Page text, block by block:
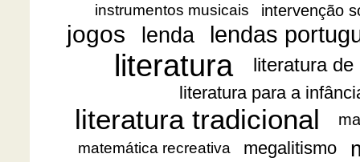
instrumentos musicais intervenção
jogos lenda lendas
literatura literatura
literatura para a
literatura tradicional
matemática recreativa megalitismo